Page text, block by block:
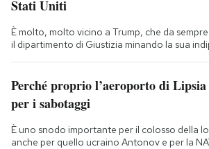
Stati Uniti
È molto, molto vicino a Trump, che da
il dipartimento di Giustizia minando la sua
Perché proprio l’aeroporto di
per i sabotaggi
È uno snodo importante per il colosso della
anche per quello ucraino Antonov e per la